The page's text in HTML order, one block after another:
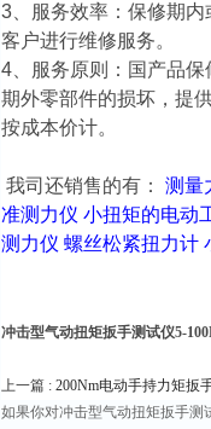
3、服务效率：保修期
客户进行维修服务。
4、服务原则：国产品
期外零部件的损坏，提
按成本价计。
我司还销售的有： 测量
准测力仪 小扭矩的电动
测力仪 螺丝松紧扭力计
冲击型气动扭矩扳手测试仪5-
上一篇 : 200Nm电动手持力矩扳
如果你对冲击型气动扭矩扳手测